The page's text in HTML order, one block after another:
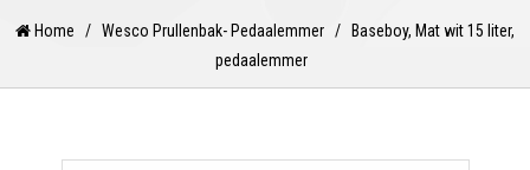
Home / Wesco Prullenbak- Pedaalemmer /
Baseboy, Mat wit 15 liter,
pedaalemmer